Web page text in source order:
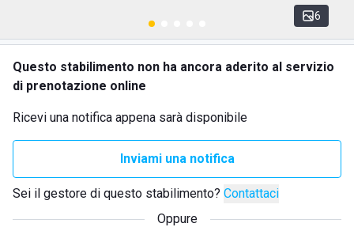
6
Questo stabilimento non ha ancora aderito al servizio
di prenotazione online
Ricevi una notifica appena sarà disponibile
Inviami una notifica
Sei il gestore di questo stabilimento? Contattaci
Oppure